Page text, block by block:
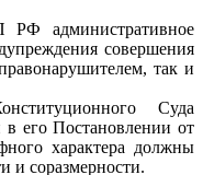
административное
совершения
так и
Суда
его Постановлении от
характера должны
и соразмерности.